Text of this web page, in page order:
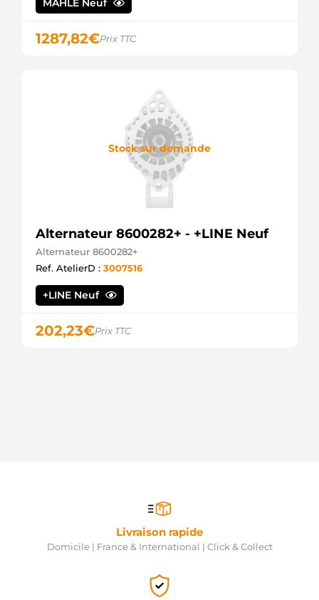
MAHLE Neuf
1287,82€Prix TTC
Stock sur demande
Alternateur 8600282+ - +LINE Neuf
Alternateur 8600282+
Ref. AtelierD : 3007516
+LINE Neuf
202,23€Prix TTC
Livraison rapide
Domicile | France & International | Click & Collect